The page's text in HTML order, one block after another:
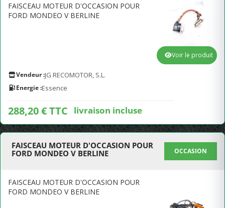
FAISCEAU MOTEUR D'OCCASION POUR
FORD MONDEO V BERLINE
Vendeur :JG RECOMOTOR, S.L.
Energie :Essence
288,20 € TTC livraison incluse
Voir le produit
FAISCEAU MOTEUR D'OCCASION POUR
FORD MONDEO V BERLINE
OCCASION
FAISCEAU MOTEUR D'OCCASION POUR
FORD MONDEO V BERLINE